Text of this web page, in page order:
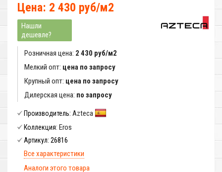
Цена: 2 430 руб/м2
Нашли
дешевле?
Розничная цена: 2 430 руб/м2
Мелкий опт: цена по запросу
Крупный опт: цена по запросу
Дилерская цена: по запросу
Производитель: Azteca
Коллекция: Eros
Артикул: 26816
Все характеристики
Аналоги этого товара